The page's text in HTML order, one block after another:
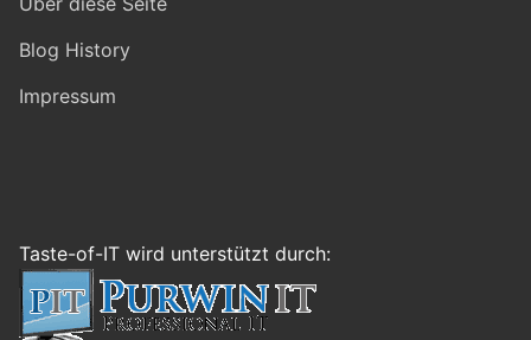
Blog History
Impressum
Taste-of-IT wird unterstützt durch: